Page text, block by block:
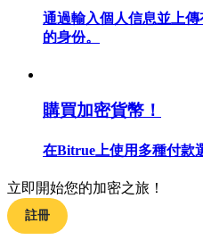
合約功能使用指南
交易策略
學習如何保持盈利
通過輸入個人信息並上
的身份。
購買加密貨幣！
在Bitrue上使用多種付款
立即開始您的加密之旅！
註冊